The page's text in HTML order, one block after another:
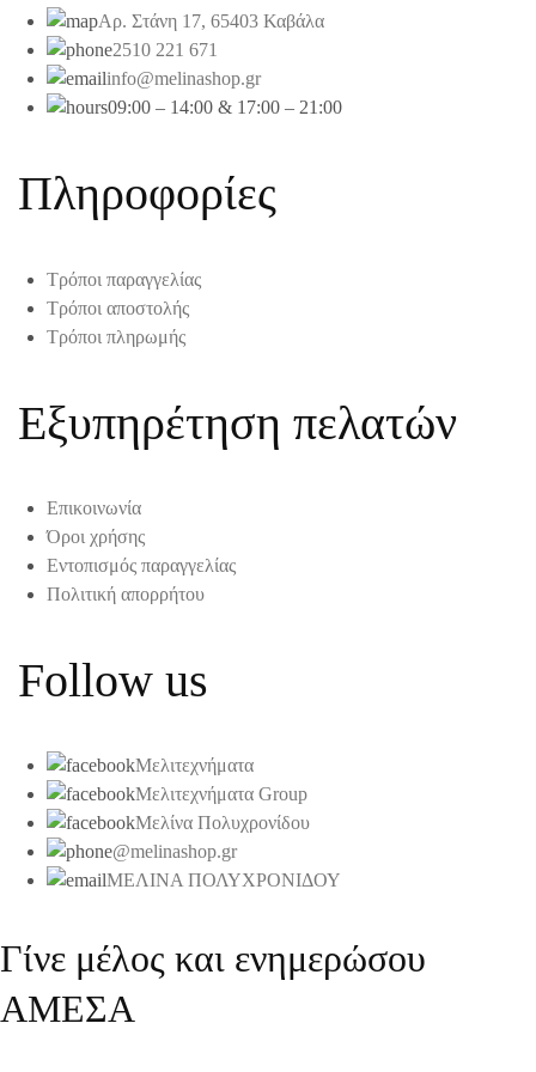
Αρ. Στάνη 17, 65403 Καβάλα
2510 221 671
info@melinashop.gr
09:00 – 14:00 & 17:00 – 21:00
Πληροφορίες
Τρόποι παραγγελίας
Τρόποι αποστολής
Τρόποι πληρωμής
Εξυπηρέτηση πελατών
Επικοινωνία
Όροι χρήσης
Εντοπισμός παραγγελίας
Πολιτική απορρήτου
Follow us
Μελιτεχνήματα
Μελιτεχνήματα Group
Μελίνα Πολυχρονίδου
@melinashop.gr
ΜΕΛΙΝΑ ΠΟΛΥΧΡΟΝΙΔΟΥ
Γίνε μέλος και ενημερώσου
ΑΜΕΣΑ